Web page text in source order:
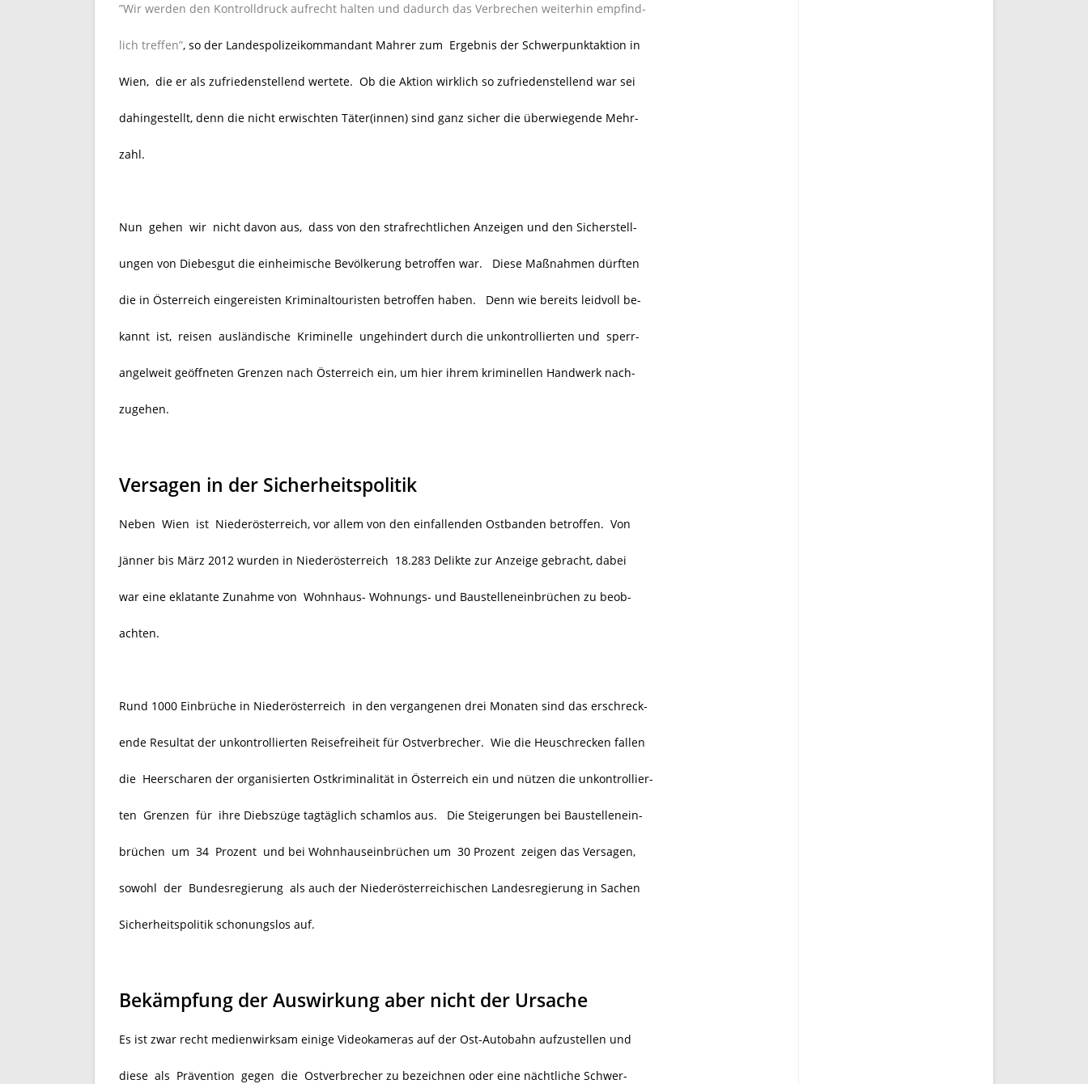
”Wir werden den Kontrolldruck aufrecht halten und dadurch das Verbrechen weiterhin empfind-
lich treffen”, so der Landespolizeikommandant Mahrer zum Ergebnis der Schwerpunktaktion in
Wien, die er als zufriedenstellend wertete. Ob die Aktion wirklich so zufriedenstellend war sei
dahingestellt, denn die nicht erwischten Täter(innen) sind ganz sicher die überwiegende Mehr-
zahl.
Nun gehen wir nicht davon aus, dass von den strafrechtlichen Anzeigen und den Sicherstell-
ungen von Diebesgut die einheimische Bevölkerung betroffen war. Diese Maßnahmen dürften
die in Österreich eingereisten Kriminaltouristen betroffen haben. Denn wie bereits leidvoll be-
kannt ist, reisen ausländische Kriminelle ungehindert durch die unkontrollierten und sperr-
angelweit geöffneten Grenzen nach Österreich ein, um hier ihrem kriminellen Handwerk nach-
zugehen.
Versagen in der Sicherheitspolitik
Neben Wien ist Niederösterreich, vor allem von den einfallenden Ostbanden betroffen. Von
Jänner bis März 2012 wurden in Niederösterreich 18.283 Delikte zur Anzeige gebracht, dabei
war eine eklatante Zunahme von Wohnhaus- Wohnungs- und Baustelleneinbrüchen zu beob-
achten.
Rund 1000 Einbrüche in Niederösterreich in den vergangenen drei Monaten sind das erschreck-
ende Resultat der unkontrollierten Reisefreiheit für Ostverbrecher. Wie die Heuschrecken fallen
die Heerscharen der organisierten Ostkriminalität in Österreich ein und nützen die unkontrollier-
ten Grenzen für ihre Diebszüge tagtäglich schamlos aus. Die Steigerungen bei Baustellenein-
brüchen um 34 Prozent und bei Wohnhauseinbrüchen um 30 Prozent zeigen das Versagen,
sowohl der Bundesregierung als auch der Niederösterreichischen Landesregierung in Sachen
Sicherheitspolitik schonungslos auf.
Bekämpfung der Auswirkung aber nicht der Ursache
Es ist zwar recht medienwirksam einige Videokameras auf der Ost-Autobahn aufzustellen und
diese als Prävention gegen die Ostverbrecher zu bezeichnen oder eine nächtliche Schwer-